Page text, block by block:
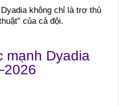
không chỉ là trợ thủ
của cả đội.
mạnh Dyadia